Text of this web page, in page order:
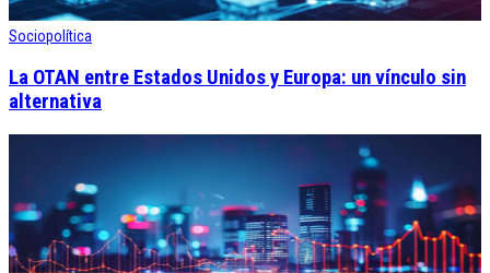
Sociopolítica
La OTAN entre Estados Unidos y Europa: un vínculo sin
alternativa